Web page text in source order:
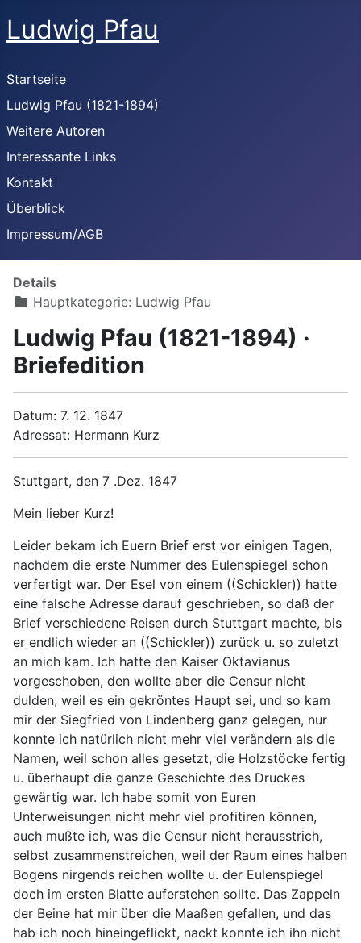
Ludwig Pfau
Startseite
Ludwig Pfau (1821-1894)
Weitere Autoren
Interessante Links
Kontakt
Überblick
Impressum/AGB
Details
Hauptkategorie: Ludwig Pfau
Ludwig Pfau (1821-1894) ·
Briefedition
Datum: 7. 12. 1847
Adressat: Hermann Kurz
Stuttgart, den 7 .Dez. 1847
Mein lieber Kurz!
Leider bekam ich Euern Brief erst vor einigen Tagen,
nachdem die erste Nummer des Eulenspiegel schon
verfertigt war. Der Esel von einem ((Schickler)) hatte
eine falsche Adresse darauf geschrieben, so daß der
Brief verschiedene Reisen durch Stuttgart machte, bis
er endlich wieder an ((Schickler)) zurück u. so zuletzt
an mich kam. Ich hatte den Kaiser Oktavianus
vorgeschoben, den wollte aber die Censur nicht
dulden, weil es ein gekröntes Haupt sei, und so kam
mir der Siegfried von Lindenberg ganz gelegen, nur
konnte ich natürlich nicht mehr viel verändern als die
Namen, weil schon alles gesetzt, die Holzstöcke fertig
u. überhaupt die ganze Geschichte des Druckes
gewärtig war. Ich habe somit von Euren
Unterweisungen nicht mehr viel profitiren können,
auch mußte ich, was die Censur nicht herausstrich,
selbst zusammenstreichen, weil der Raum eines halben
Bogens nirgends reichen wollte u. der Eulenspiegel
doch im ersten Blatte auferstehen sollte. Das Zappeln
der Beine hat mir über die Maaßen gefallen, und das
hab ich noch hineingeflickt, nackt konnte ich ihn nicht